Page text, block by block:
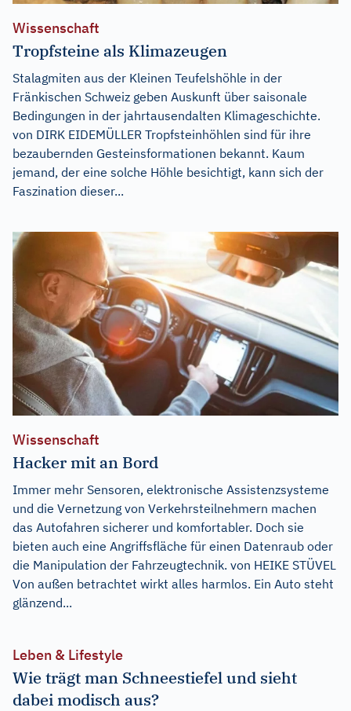
Wissenschaft
Tropfsteine als Klimazeugen
Stalagmiten aus der Kleinen Teufelshöhle in der
Fränkischen Schweiz geben Auskunft über saisonale
Bedingungen in der jahrtausendalten Klimageschichte.
von DIRK EIDEMÜLLER Tropfsteinhöhlen sind für ihre
bezaubernden Gesteinsformationen bekannt. Kaum
jemand, der eine solche Höhle besichtigt, kann sich der
Faszination dieser...
Wissenschaft
Hacker mit an Bord
Immer mehr Sensoren, elektronische Assistenzsysteme
und die Vernetzung von Verkehrsteilnehmern machen
das Autofahren sicherer und komfortabler. Doch sie
bieten auch eine Angriffsfläche für einen Datenraub oder
die Manipulation der Fahrzeugtechnik. von HEIKE STÜVEL
Von außen betrachtet wirkt alles harmlos. Ein Auto steht
glänzend...
Leben & Lifestyle
Wie trägt man Schneestiefel und sieht
dabei modisch aus?